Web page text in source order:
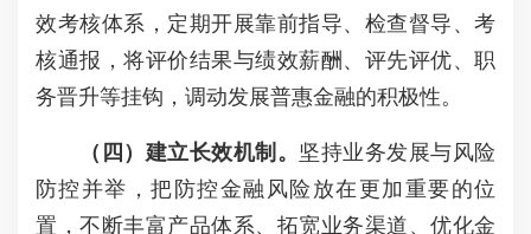
效考核体系，定期开展靠前指导、检查督导、考
核通报，将评价结果与绩效薪酬、评先评优、职
务晋升等挂钩，调动发展普惠金融的积极性。
（四）建立长效机制。 坚持业务发展与风险
防控并举，把防控金融风险放在更加重要的位
置，不断丰富产品体系、拓宽业务渠道、优化金